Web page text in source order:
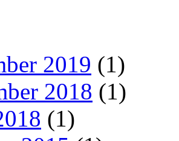
2019 (1)
2018 (1)
(1)